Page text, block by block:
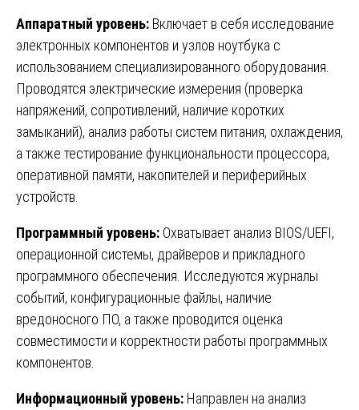
Аппаратный уровень: Включает в себя исследование
электронных компонентов и узлов ноутбука с
использованием специализированного оборудования.
Проводятся электрические измерения (проверка
напряжений, сопротивлений, наличие коротких
замыканий), анализ работы систем питания, охлаждения,
а также тестирование функциональности процессора,
оперативной памяти, накопителей и периферийных
устройств.
Программный уровень: Охватывает анализ BIOS/UEFI,
операционной системы, драйверов и прикладного
программного обеспечения. Исследуются журналы
событий, конфигурационные файлы, наличие
вредоносного ПО, а также проводится оценка
совместимости и корректности работы программных
компонентов.
Информационный уровень: Направлен на анализ